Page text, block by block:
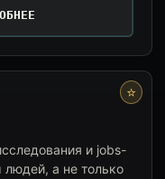
⭐
и jobs-
а не только